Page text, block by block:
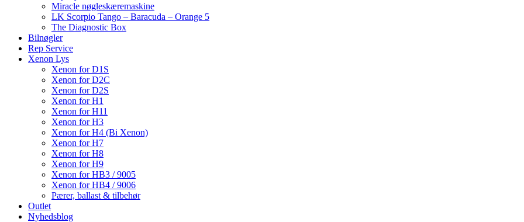
Miracle nøgleskæremaskine
LK Scorpio Tango – Baracuda – Orange 5
The Diagnostic Box
Bilnøgler
Rep Service
Xenon Lys
Xenon for D1S
Xenon for D2C
Xenon for D2S
Xenon for H1
Xenon for H11
Xenon for H3
Xenon for H4 (Bi Xenon)
Xenon for H7
Xenon for H8
Xenon for H9
Xenon for HB3 / 9005
Xenon for HB4 / 9006
Pærer, ballast & tilbehør
Outlet
Nyhedsblog